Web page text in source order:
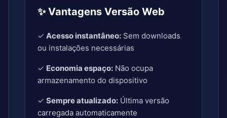
✨ Vantagens Versão Web
✓ Acesso instantâneo: Sem downloads
ou instalações necessárias
✓ Economia espaço: Não ocupa
armazenamento do dispositivo
✓ Sempre atualizado: Última versão
carregada automaticamente